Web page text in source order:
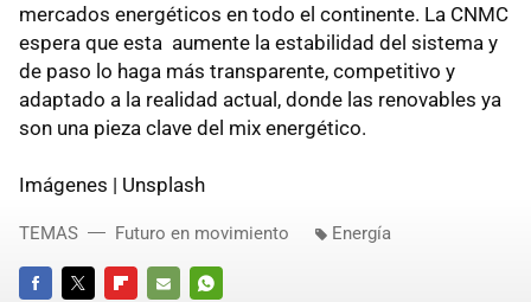
mercados energéticos en todo el continente. La CNMC
espera que esta aumente la estabilidad del sistema y
de paso lo haga más transparente, competitivo y
adaptado a la realidad actual, donde las renovables ya
son una pieza clave del mix energético.
Imágenes | Unsplash
TEMAS Futuro en movimiento Energía